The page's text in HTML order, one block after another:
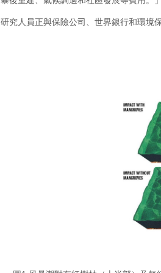
研究人員正與保險公司、世界銀行和環境